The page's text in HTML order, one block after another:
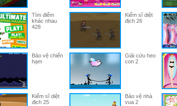
Tìm điểm
khác nhau
428
Kiếm sĩ diệt
địch 26
Bảo vệ chiến
hạm
Giải cứu heo
con 2
Kiếm sĩ diệt
địch 25
Bảo vệ nhà
vua 2